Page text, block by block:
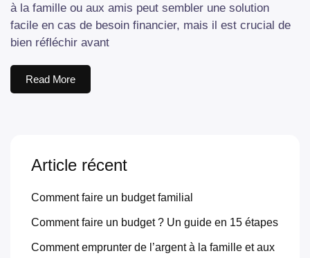
à la famille ou aux amis peut sembler une solution
facile en cas de besoin financier, mais il est crucial de
bien réfléchir avant
Read More
Article récent
Comment faire un budget familial
Comment faire un budget ? Un guide en 15 étapes
Comment emprunter de l’argent à la famille et aux